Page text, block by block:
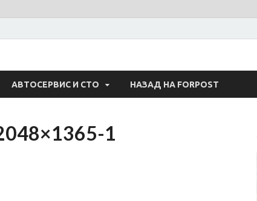
АВТОСЕРВИС И СТО НАЗАД НА FORPOST
1